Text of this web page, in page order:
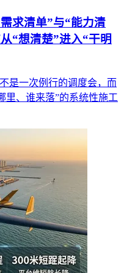
求清单”与“能力清
“想清楚”进入“干明
是一次例行的调度会，而
里、谁来落”的系统性施工